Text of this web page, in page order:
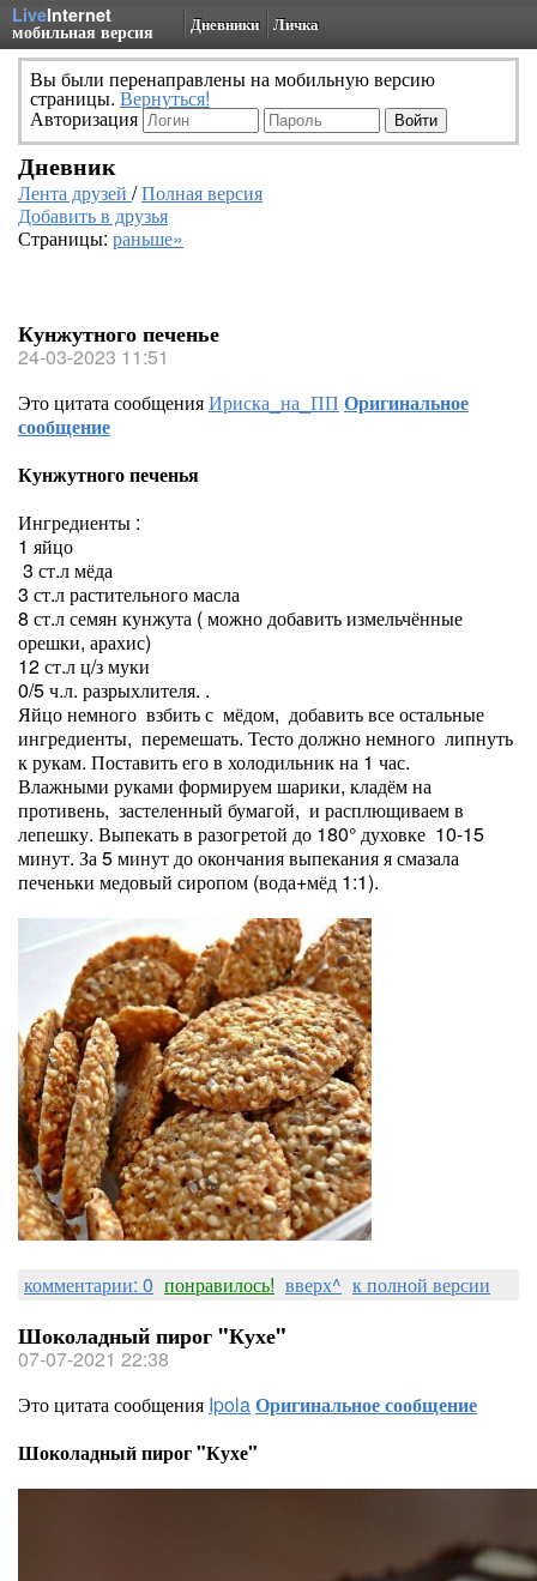
LiveInternet
мобильная версия Дневники Личка
Вы были перенаправлены на мобильную версию
страницы. Вернуться!
Авторизация
Дневник
Лента друзей /Полная версия
Добавить в друзья
Страницы: раньше»
Кунжутного печенье
24-03-2023 11:51
Это цитата сообщенияИриска_на_ПП Оригинальное
сообщение
Кунжутного печенья
Ингредиенты :
1 яйцо
3 ст.л мёда
3 ст.л растительного масла
8 ст.л семян кунжута ( можно добавить измельчённые
орешки, арахис)
12 ст.л ц/з муки
0/5 ч.л. разрыхлителя. .
Яйцо немного взбить с мёдом, добавить все остальные
ингредиенты, перемешать. Тесто должно немного липнуть
к рукам. Поставить его в холодильник на 1 час.
Влажными руками формируем шарики, кладём на
противень, застеленный бумагой, и расплющиваем в
лепешку. Выпекать в разогретой до 180° духовке 10-15
минут. За 5 минут до окончания выпекания я смазала
печеньки медовый сиропом (вода+мёд 1:1).
комментарии: 0 понравилось! вверх^ к полной версии
Шоколадный пирог "Кухе"
07-07-2021 22:38
Это цитата сообщения IpolaОригинальное сообщение
Шоколадный пирог "Кухе"